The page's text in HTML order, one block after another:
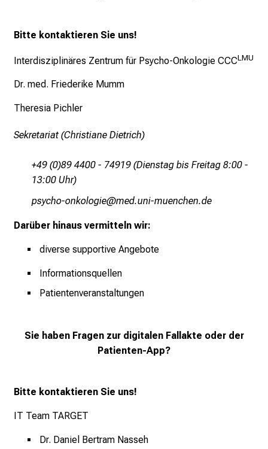
Bitte kontaktieren Sie uns!
Interdisziplinäres Zentrum für Psycho-Onkologie CCCLMU
Dr. med. Friederike Mumm
Theresia Pichler
Sekretariat (Christiane Dietrich)
+49 (0)89 4400 - 74919 (Dienstag bis Freitag 8:00 -
13:00 Uhr)
ö:cјyzü#üuoüäüxli
v:imtf;ul_vfiuyziu mi
Darüber hinaus vermitteln wir:
diverse supportive Angebote
Informationsquellen
Patientenveranstaltungen
Sie haben Fragen zur digitalen Fallakte oder der
Patienten-App?
Bitte kontaktieren Sie uns!
IT Team TARGET
Dr. Daniel Bertram Nasseh